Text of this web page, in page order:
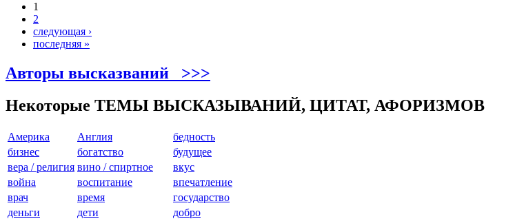
1
2
следующая ›
последняя »
Авторы высказваний >>>
Некоторые ТЕМЫ ВЫСКАЗЫВАНИЙ, ЦИТАТ, АФОРИЗМОВ
Америкa Англия
бедность
бизнес
богатство
будущее
вера / религия вино / спиртное
вкус
война
воспитание
впечатление
врач
время
государство
деньги
дети
добро